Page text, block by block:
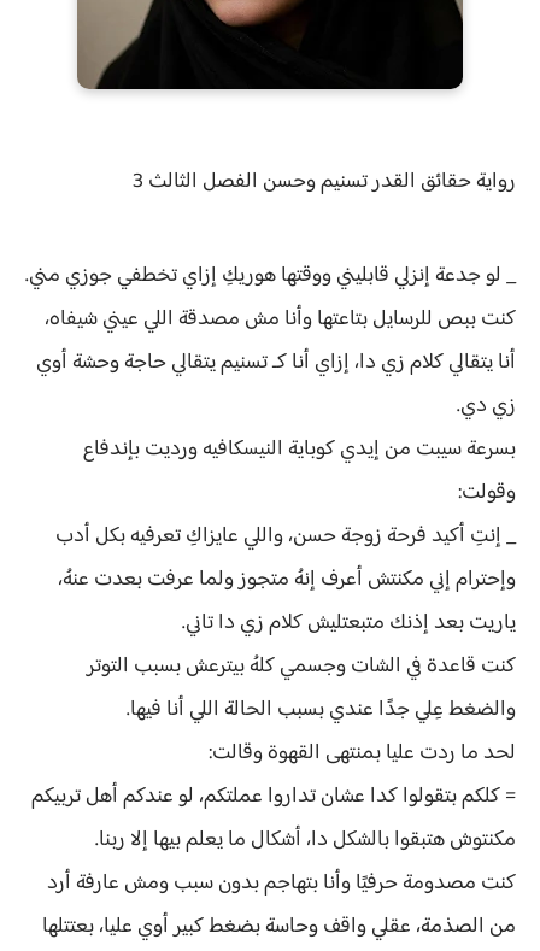
روايةحقائق القدر تسنيم وحسن الفصل الثالث 3
_ لو جدعة إنزلي قابليني ووقتها هوريكِ إزاي تخطفي جوزي مني.
كنت ببص للرسايل بتاعتها وأنا مش مصدقة اللي عيني شيفاه،
أنا يتقالي كلام زي دا، إزاي أنا كـ تسنيم يتقالي حاجة وحشة أوي
زي دي.
بسرعة سيبت من إيدي كوباية النيسكافيه ورديت بإندفاع
وقولت:
_ إنتِ أكيد فرحة زوجة حسن، واللي عايزاكِ تعرفيه بكل أدب
وإحترام إني مكنتش أعرف إنهُ متجوز ولما عرفت بعدت عنهُ،
ياريت بعد إذنك متبعتليش كلام زي دا تاني.
كنت قاعدة في الشات وجسمي كلهُ بيترعش بسبب التوتر
والضغط عِلي جدًا عندي بسبب الحالة اللي أنا فيها.
لحد ما ردت عليا بمنتهى القهوة وقالت:
= كلكم بتقولوا كدا عشان تداروا عملتكم، لو عندكم أهل تربيكم
مكنتوش هتبقوا بالشكل دا، أشكال ما يعلم بيها إلا ربنا.
كنت مصدومة حرفيًا وأنا بتهاجم بدون سبب ومش عارفة أرد
من الصذمة، عقلي واقف وحاسة بضغط كبير أوي عليا، بعتتلها